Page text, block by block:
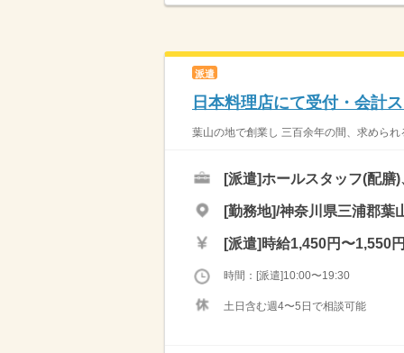
派遣
日本料理店にて受付・会計
葉山の地で創業し 三百余年の間、求めら
[派遣]ホールスタッフ(配膳
[勤務地]/神奈川県三浦郡葉
[派遣] 時給1,450円〜1,550円
時間：[派遣]10:00〜19:30
土日含む週4〜5日で相談可能